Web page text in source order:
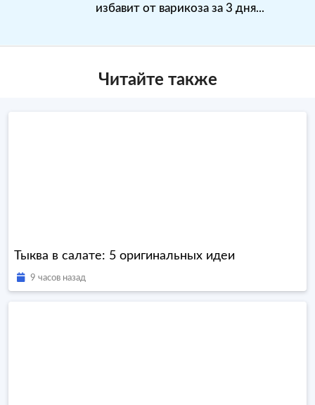
избавит от варикоза за 3 дня...
Читайте также
Тыква в салате: 5 оригинальных идеи
9 часов назад